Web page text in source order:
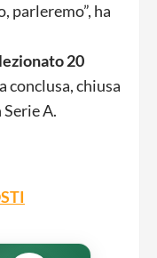
parleremo”, ha
20
conclusa, chiusa
A.